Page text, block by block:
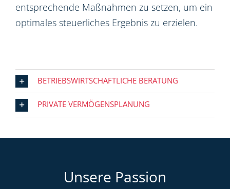
entsprechende Maßnahmen zu setzen, um ein
optimales steuerliches Ergebnis zu erzielen.
BETRIEBSWIRTSCHAFTLICHE BERATUNG
PRIVATE VERMÖGENSPLANUNG
Unsere Passion